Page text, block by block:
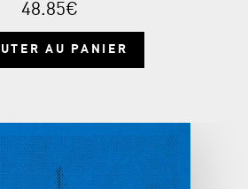
48.85€
AU PANIER